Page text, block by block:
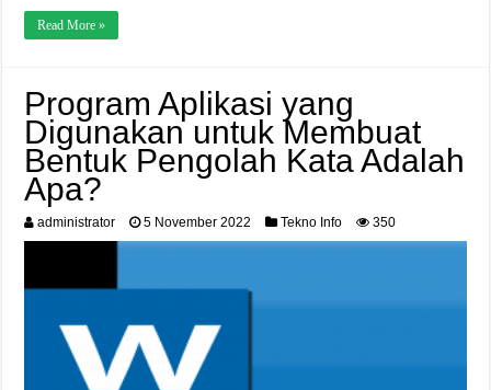
Read More »
Program Aplikasi yang
Digunakan untuk Membuat
Bentuk Pengolah Kata Adalah
Apa?
administrator 5 November 2022 Tekno Info 350